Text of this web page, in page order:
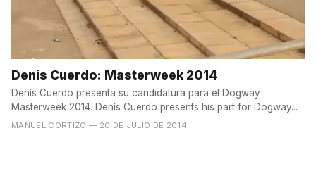
Denis Cuerdo: Masterweek 2014
Denís Cuerdo presenta su candidatura para el Dogway
Masterweek 2014. Denís Cuerdo presents his part for Dogway...
MANUEL CORTIZO — 20 DE JULIO DE 2014